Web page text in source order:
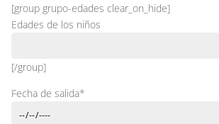
[group grupo-edades clear_on_hide]
Edades de los niños
[/group]
Fecha de salida*